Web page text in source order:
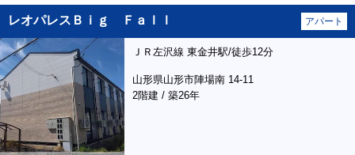
レオパレスＢｉｇ Ｆａｌｌ アパート
ＪＲ左沢線 東金井駅/徒歩12分
山形県山形市陣場南 14-11
2階建 / 築26年